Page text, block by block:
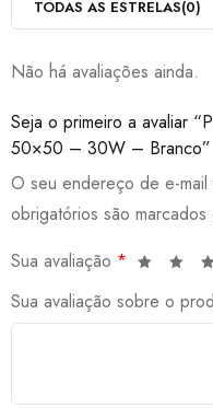
TODAS AS ESTRELAS(0)
Não há avaliações ainda.
Seja o primeiro a avaliar
50×50 – 30W – Branco”
O seu endereço de e-mail
obrigatórios são marcados
Sua avaliação *
Sua avaliação sobre o